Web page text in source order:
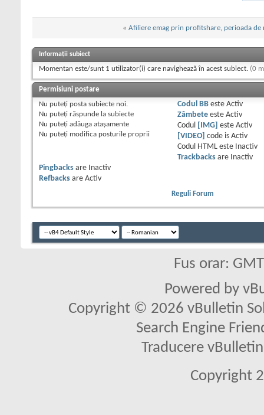
« Afiliere emag prin profitshare, perioada
Informații subiect
Momentan este/sunt 1 utilizator(i) care navighează în acest subiect. (0
Permisiuni postare
Nu puteţi posta subiecte noi.
Nu puteţi răspunde la subiecte
Nu puteţi adăuga ataşamente
Nu puteţi modifica posturile proprii
Codul BBeste Activ
Zâmbeteeste Activ
Codul
[IMG] este Activ
[VIDEO] code is Activ
Codul HTML este
Inactiv
Trackbacksare
Inactiv
Pingbacks are
Inactiv
Refbacks are Activ
Reguli Forum
Fus orar:
Powered by
Copyright © 2026 vBulletin
Search Engine
Traducere
Copyright